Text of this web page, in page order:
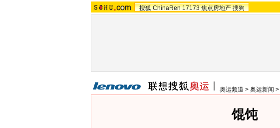
搜狐 ChinaRen 17173 焦点房地产 搜狗
奥运频道 > 奥运新闻 >
馄饨